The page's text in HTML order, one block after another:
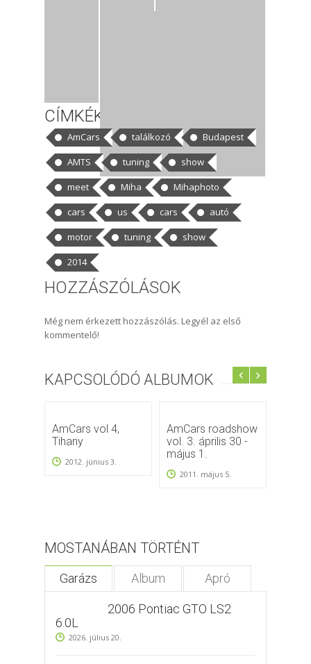
CÍMKÉK
AmCars találkozó
Budapest
AMTS
tuning
show
meet
Miha
Mihaphoto
cars
us cars
autó
motor
tuning
show
2014
HOZZÁSZÓLÁSOK
Még nem érkezett hozzászólás. Legyél az első
kommentelő!
KAPCSOLÓDÓ ALBUMOK
AmCars vol 4,
Tihany
2012. június 3.
AmCars roadshow
vol. 3. április 30 -
május 1.
2011. május 5.
MOSTANÁBAN TÖRTÉNT
Garázs Album Apró
2006 Pontiac GTO LS2
6.0L
2026. július 20.